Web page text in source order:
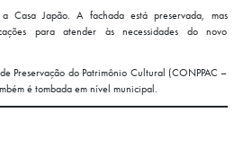
Casa Japão. A fachada está preservada, mas
para atender às necessidades do novo
Preservação do Patrimônio Cultural (CONPPAC –
é tombada em nível municipal.